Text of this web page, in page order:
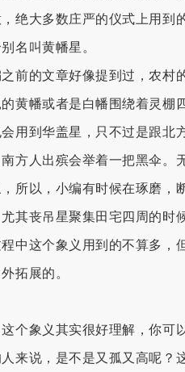
绝大多数庄严的仪式上用到
名叫黄幡星。
前的文章好像提到过，农村
黄幡或者是白幡围绕着灵棚
用到华盖星，只不过是跟北
方人出殡会举着一把黑伞。
所以，小编有时候在琢磨，
其丧吊星聚集田宅四周的时
中这个象义用到的不算多，
拓展的。
个象义其实很好理解，你可
来说，是不是又孤又高呢？